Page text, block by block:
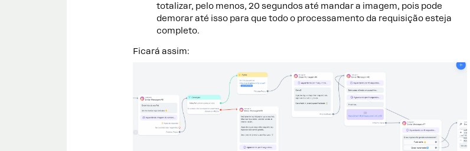
totalizar, pelo menos, 20 segundos até mandar a imagem, pois pode
demorar até isso para que todo o processamento da requisição esteja
completo.
Ficará assim: